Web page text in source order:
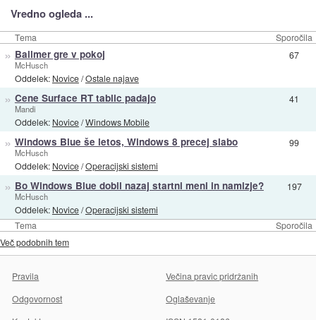
Vredno ogleda ...
Tema Sporočila
Tema Sporočila
» Ballmer gre v pokoj
McHusch
Oddelek: Novice/Ostale najave
67
» Cene Surface RT tablic padajo
Mandi
Oddelek: Novice/Windows Mobile
41
» Windows Blue še letos, Windows 8 precej slabo
McHusch
Oddelek: Novice/Operacijski sistemi
99
» Bo Windows Blue dobil nazaj startni meni in namizje?
McHusch
Oddelek: Novice/Operacijski sistemi
197
Več podobnih tem
Pravila
Večina pravic pridržanih
Odgovornost
Oglaševanje